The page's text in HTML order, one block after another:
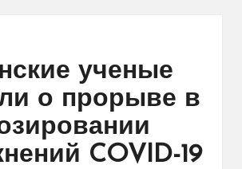
ученые
о прорыве в
COVID-19